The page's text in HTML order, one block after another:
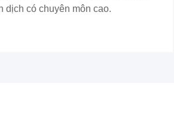
dịch có chuyên môn cao.